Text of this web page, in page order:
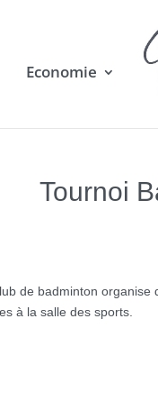
Economie
Tournoi
de badminton organise
à la salle des sports.